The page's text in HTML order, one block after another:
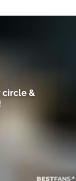
circle &